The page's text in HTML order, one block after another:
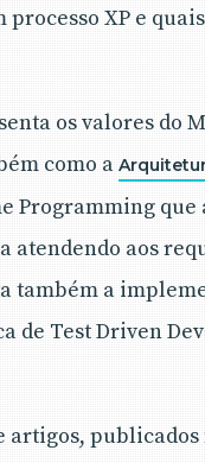
XP e
os valores do
como a
Programming
aos
também a
Test Driven
publicados